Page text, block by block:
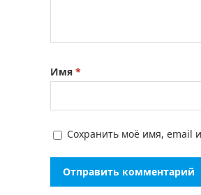
Имя *
Сохранить моё имя, email